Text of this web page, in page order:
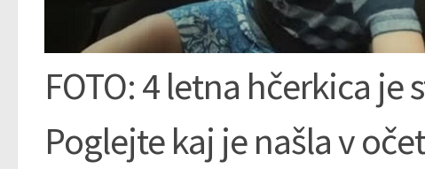
FOTO: 4 letna hčerkica
Poglejte kaj je našla v